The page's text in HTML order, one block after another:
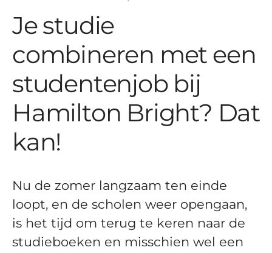
Je studie
combineren met een
studentenjob bij
Hamilton Bright? Dat
kan!
Nu de zomer langzaam ten einde
loopt, en de scholen weer opengaan,
is het tijd om terug te keren naar de
studieboeken en misschien wel een